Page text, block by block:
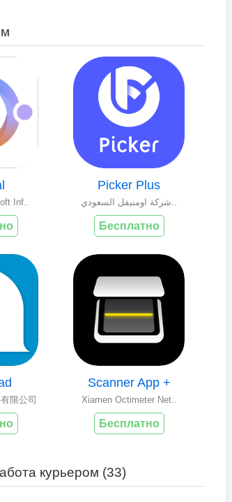
Inf..
Picker Plus
Бесплатно
限公司
Scanner App +
Xiamen Octimeter Net..
Бесплатно
курьером (33)